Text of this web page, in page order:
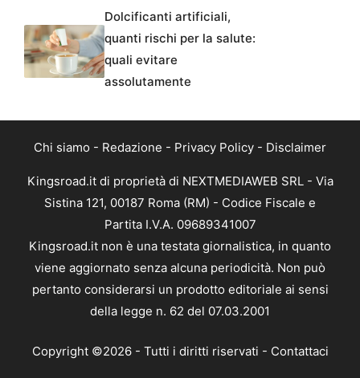
Dolcificanti artificiali,
quanti rischi per la salute:
quali evitare
assolutamente
Chi siamo - Redazione - Privacy Policy - Disclaimer
Kingsroad.it di proprietà di NEXTMEDIAWEB SRL - Via
Sistina 121, 00187 Roma (RM) - Codice Fiscale e
Partita I.V.A. 09689341007
Kingsroad.it non è una testata giornalistica, in quanto
viene aggiornato senza alcuna periodicità. Non può
pertanto considerarsi un prodotto editoriale ai sensi
della legge n. 62 del 07.03.2001
Copyright ©2026 - Tutti i diritti riservati - Contattaci